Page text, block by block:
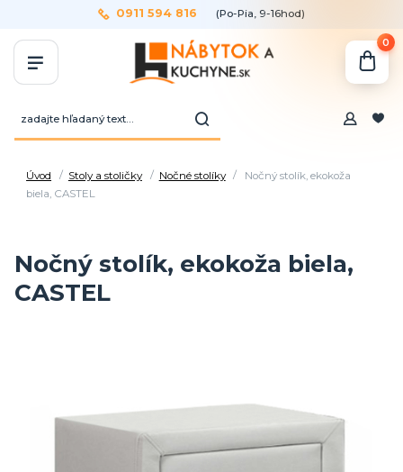
0911 594 816 (Po-Pia, 9-16hod)
0
Úvod Stoly a stoličky Nočné stolíky
Nočný stolík, ekokoža
biela, CASTEL
Nočný stolík, ekokoža biela,
CASTEL